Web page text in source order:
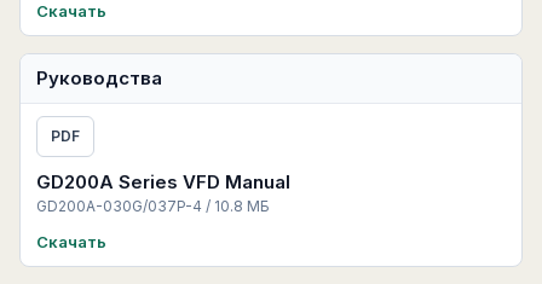
Скачать
Руководства
PDF
GD200A Series VFD Manual
GD200A-030G/037P-4 / 10.8 МБ
Скачать